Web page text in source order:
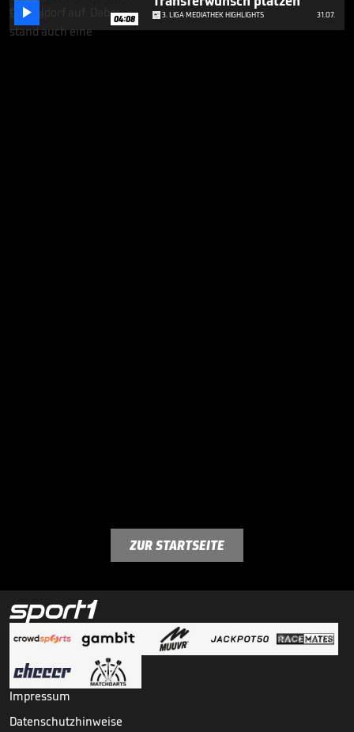
 04:08 3. LIGA MEDIATHEK HIGHLIGHTS 31.07.
ZUR STARTSEITE
Impressum
Datenschutzhinweise